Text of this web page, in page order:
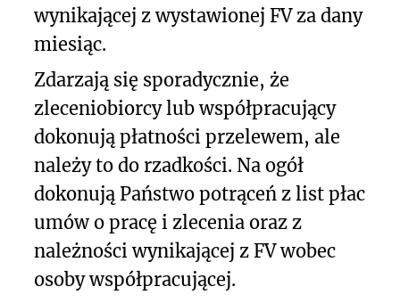
wynikającej z wystawionej FV za dany
miesiąc.
Zdarzają się sporadycznie, że
zleceniobiorcy lub współpracujący
dokonują płatności przelewem, ale
należy to do rzadkości. Na ogół
dokonują Państwo potrąceń z list płac
umów o pracę i zlecenia oraz z
należności wynikającej z FV wobec
osoby współpracującej.